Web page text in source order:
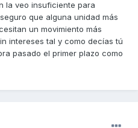
la veo insuficiente para
que alguna unidad más
un movimiento más
intereses tal y como decías tú
pasado el primer plazo como